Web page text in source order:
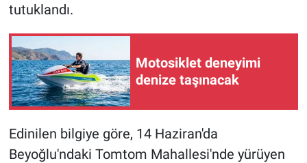
tutuklandı.
Motosiklet deneyimi
denize taşınacak
Edinilen bilgiye göre, 14 Haziran'da
Beyoğlu'ndaki Tomtom Mahallesi'nde yürüyen